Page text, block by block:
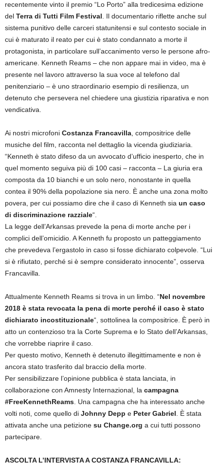
recentemente vinto il premio “Lo Porto” alla tredicesima edizione
del Terra di Tutti Film Festival. Il documentario riflette anche sul
sistema punitivo delle carceri statunitensi e sul contesto sociale in
cui è maturato il reato per cui è stato condannato a morte il
protagonista, in particolare sull’accanimento verso le persone afro-
americane. Kenneth Reams – che non appare mai in video, ma è
presente nel lavoro attraverso la sua voce al telefono dal
penitenziario – è uno straordinario esempio di resilienza, un
detenuto che persevera nel chiedere una giustizia riparativa e non
vendicativa.
Ai nostri microfoni Costanza Francavilla, compositrice delle
musiche del film, racconta nel dettaglio la vicenda giudiziaria.
“Kenneth è stato difeso da un avvocato d’ufficio inesperto, che in
quel momento seguiva più di 100 casi – racconta – La giuria era
composta da 10 bianchi e un solo nero, nonostante in quella
contea il 90% della popolazione sia nero. È anche una zona molto
povera, per cui possiamo dire che il caso di Kenneth sia un caso
di discriminazione razziale“.
La legge dell’Arkansas prevede la pena di morte anche per i
complici dell’omicidio. A Kenneth fu proposto un patteggiamento
che prevedeva l’ergastolo in caso si fosse dichiarato colpevole. “Lui
si è rifiutato, perché si è sempre considerato innocente”, osserva
Francavilla.
Attualmente Kenneth Reams si trova in un limbo. “Nel novembre
2018 è stata revocata la pena di morte perché il caso è stato
dichiarato incostituzionale“, sottolinea la compositrice. È però in
atto un contenzioso tra la Corte Suprema e lo Stato dell’Arkansas,
che vorrebbe riaprire il caso.
Per questo motivo, Kenneth è detenuto illegittimamente e non è
ancora stato trasferito dal braccio della morte.
Per sensibilizzare l’opinione pubblica è stata lanciata, in
collaborazione con Amnesty Internazional, la campagna
#FreeKennethReams. Una campagna che ha interessato anche
volti noti, come quello di Johnny Depp e Peter Gabriel. È stata
attivata anche una petizione su Change.org a cui tutti possono
partecipare.
ASCOLTA L’INTERVISTA A COSTANZA FRANCAVILLA: